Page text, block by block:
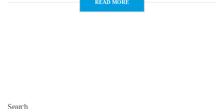
READ MORE
Search